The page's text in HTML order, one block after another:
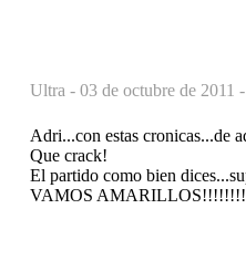
Ultra - 03 de octubre de 2011
Adri...con estas cronicas...de
Que crack!
El partido como bien
VAMOS AMARILLOS!!!!!!!!